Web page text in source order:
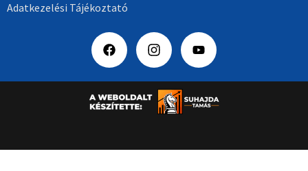
Adatkezelési Tájékoztató